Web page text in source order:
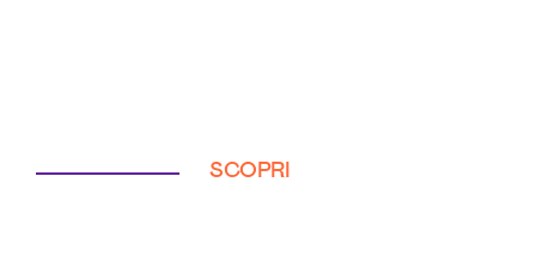
SCOPRI